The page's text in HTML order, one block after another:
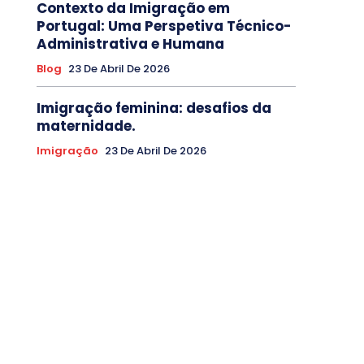
Contexto da Imigração em
Portugal: Uma Perspetiva Técnico-
Administrativa e Humana
Blog 23 De Abril De 2026
Imigração feminina: desafios da
maternidade.
Imigração 23 De Abril De 2026